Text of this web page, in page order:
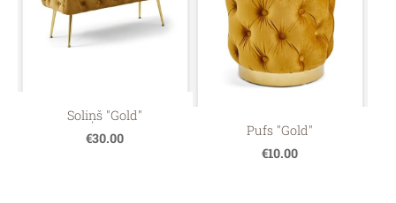
Soliņš "Gold"
€30.00
Pufs "Gold"
€10.00